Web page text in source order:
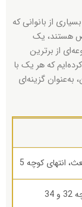
از بانوانی که
هستند، یک
از برترین
که هر یک با
گزینه‌ای
انتهای کوچه 5